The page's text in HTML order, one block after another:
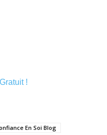
!
En Soi Blog